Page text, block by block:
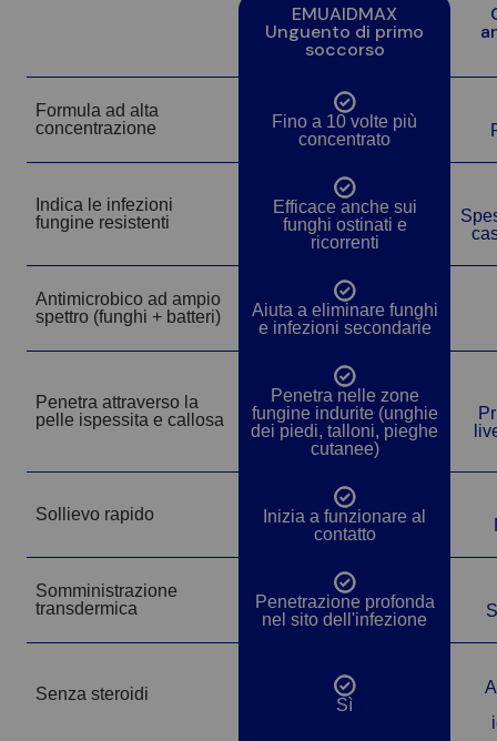
EMUAIDMAX
Unguento di primo
soccorso
Formula ad alta
concentrazione
Sì
Fino a 10 volte più
concentrato
Indica le infezioni
fungine resistenti
Sì
Efficace anche sui
funghi ostinati e
ricorrenti
Antimicrobico ad ampio
spettro (funghi + batteri)
Sì
Aiuta a eliminare funghi
e infezioni secondarie
Penetra attraverso la
pelle ispessita e callosa
Sì
Penetra nelle zone
fungine indurite (unghie
dei piedi, talloni, pieghe
cutanee)
Sollievo rapido Sì
Inizia a funzionare al
contatto
Somministrazione
transdermica
Sì
Penetrazione profonda
nel sito dell'infezione
Senza steroidi Sì
Sì